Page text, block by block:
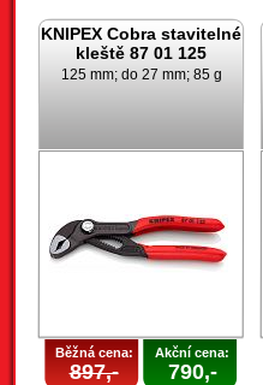
KNIPEX Cobra stavitelné
kleště 87 01 125
125 mm; do 27 mm; 85 g
Běžná cena:
897,-
Akční cena:
790,-